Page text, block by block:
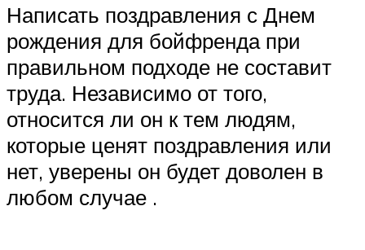
Написать поздравления с Днем
рождения для бойфренда при
правильном подходе не составит
труда. Независимо от того,
относится ли он к тем людям,
которые ценят поздравления или
нет, уверены он будет доволен в
любом случае .